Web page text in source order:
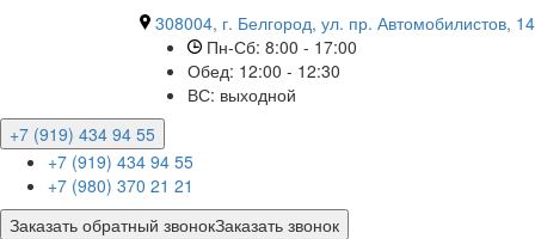
308004, г. Белгород, ул. пр. Автомобилистов, 14
Пн-Сб: 8:00 - 17:00
Обед: 12:00 - 12:30
ВС: выходной
+7 (919) 434 94 55
+7 (919) 434 94 55
+7 (980) 370 21 21
Заказать обратный звонокЗаказать звонок